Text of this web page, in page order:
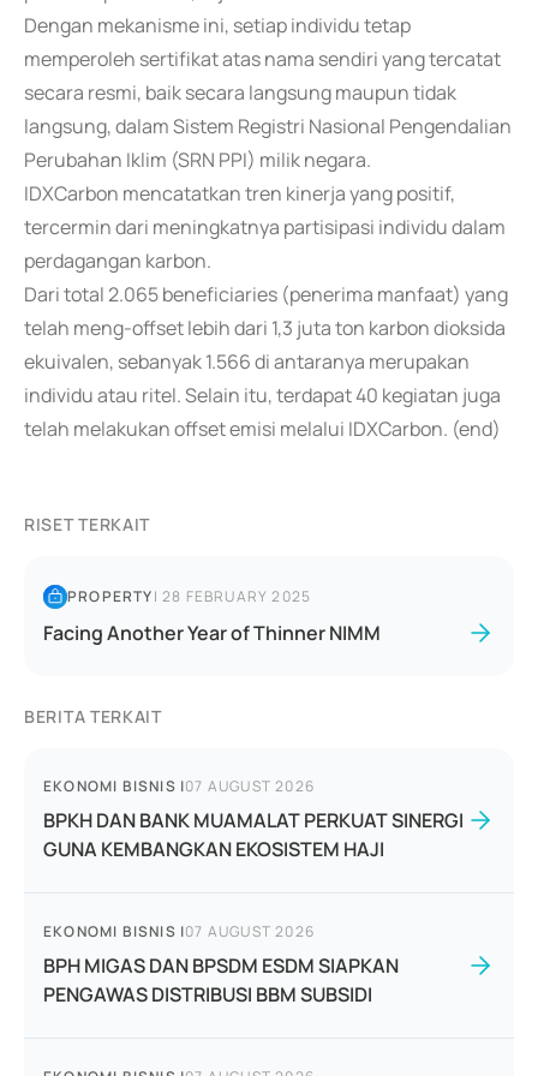
Dengan mekanisme ini, setiap individu tetap
memperoleh sertifikat atas nama sendiri yang tercatat
secara resmi, baik secara langsung maupun tidak
langsung, dalam Sistem Registri Nasional Pengendalian
Perubahan Iklim (SRN PPI) milik negara.
IDXCarbon mencatatkan tren kinerja yang positif,
tercermin dari meningkatnya partisipasi individu dalam
perdagangan karbon.
Dari total 2.065 beneficiaries (penerima manfaat) yang
telah meng-offset lebih dari 1,3 juta ton karbon dioksida
ekuivalen, sebanyak 1.566 di antaranya merupakan
individu atau ritel. Selain itu, terdapat 40 kegiatan juga
telah melakukan offset emisi melalui IDXCarbon. (end)
RISET TERKAIT
PROPERTY|28 FEBRUARY 2025
Facing Another Year of Thinner NIMM
BERITA TERKAIT
EKONOMI BISNIS |07 AUGUST 2026
BPKH DAN BANK MUAMALAT PERKUAT SINERGI
GUNA KEMBANGKAN EKOSISTEM HAJI
EKONOMI BISNIS |07 AUGUST 2026
BPH MIGAS DAN BPSDM ESDM SIAPKAN
PENGAWAS DISTRIBUSI BBM SUBSIDI